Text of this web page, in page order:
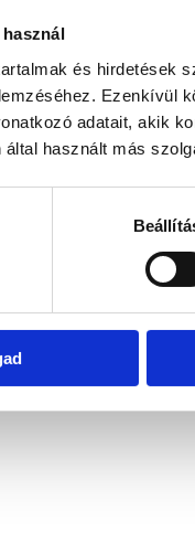
és hirdetések
Ezenkívül
adatait, akik
használt más
exception has